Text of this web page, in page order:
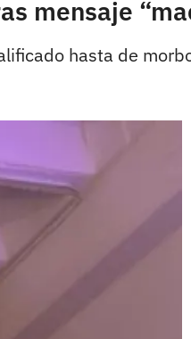
mensaje
hasta de